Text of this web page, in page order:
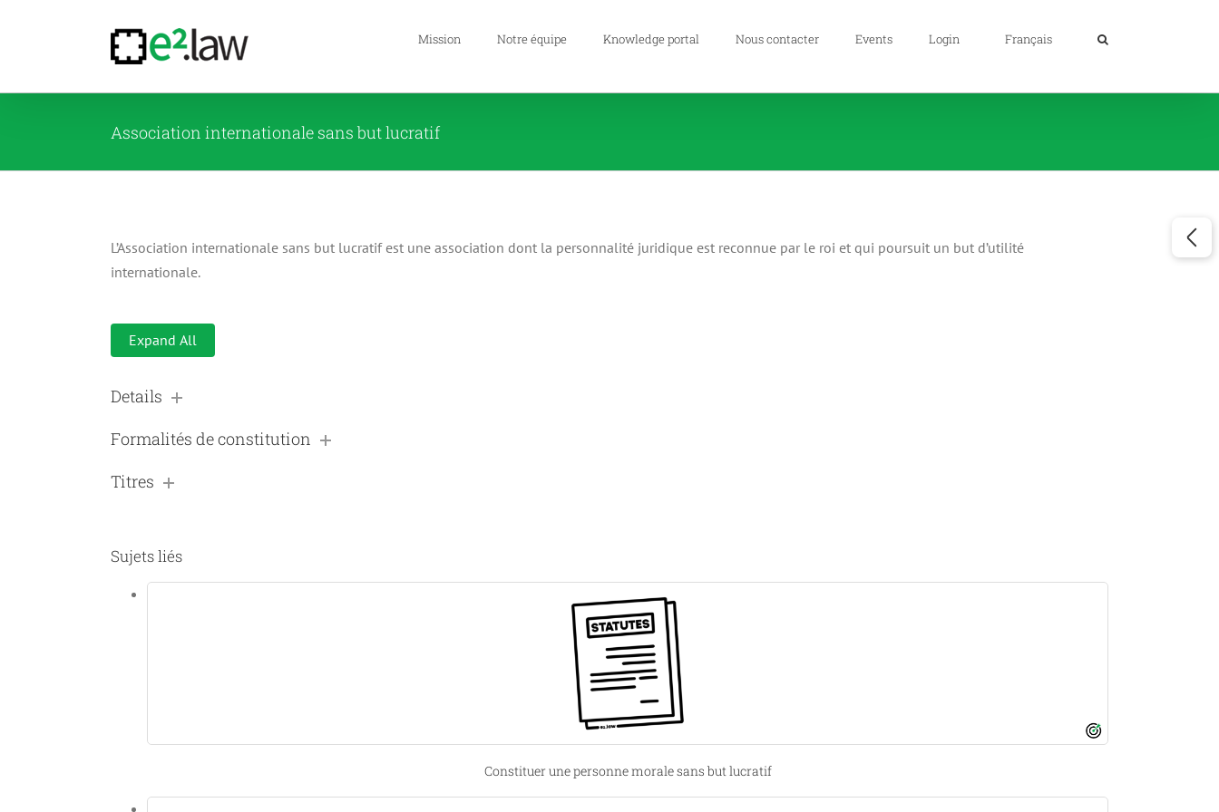
Mission Notre équipe Knowledge portal Nous contacter Events Login Français
Association internationale sans but lucratif
L’Association internationale sans but lucratif est une association dont la personnalité juridique est reconnue par le roi et qui poursuit un but d’utilité
internationale.
Expand All
Details
Formalités de constitution
Titres
Sujets liés
Constituer une personne morale sans but lucratif